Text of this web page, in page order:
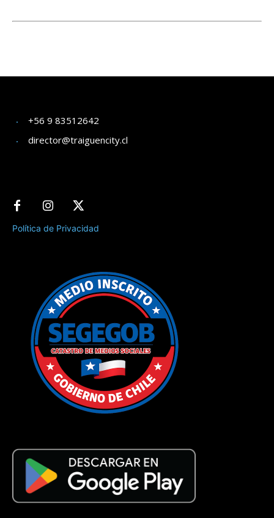
+56 9 83512642
director@traiguencity.cl
Política de Privacidad